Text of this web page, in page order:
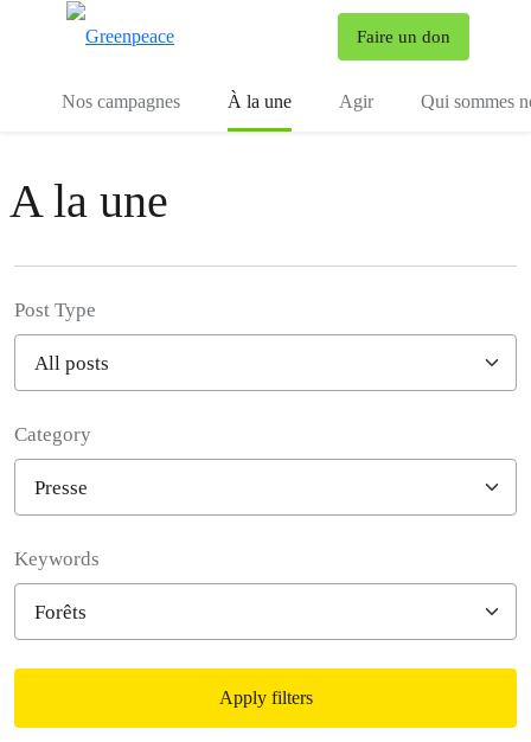
Faire un don
Nos campagnes À la une Agir Qui sommes
A la une
Post Type
Category
Keywords
Apply filters